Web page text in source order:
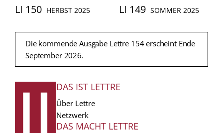
LI 150 HERBST 2025 LI 149 SOMMER 2025
Die kommende Ausgabe Lettre 154 erscheint Ende
September 2026.
FUSSZEILE
DAS IST LETTRE
Über Lettre
Netzwerk
DAS MACHT LETTRE